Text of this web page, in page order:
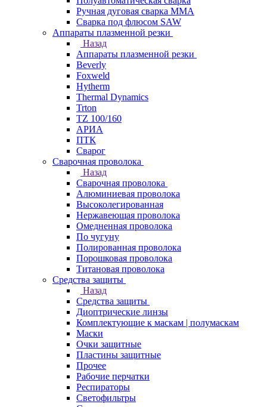
Ручная дуговая сварка MMA
Сварка под флюсом SAW
Аппараты плазменной резки
Назад
Аппараты плазменной резки
Beverly
Foxweld
Hytherm
Thermal Dynamics
Trton
TZ 100/160
АРИА
ПТК
Сварог
Сварочная проволока
Назад
Сварочная проволока
Алюминиевая проволока
Высоколегированная
Нержавеющая проволока
Омедненная проволока
По чугуну
Полированная проволока
Порошковая проволока
Титановая проволока
Средства защиты
Назад
Средства защиты
Диоптрические линзы
Комплектующие к маскам | полумаскам
Маски
Очки защитные
Пластины защитные
Прочее
Рабочие перчатки
Респираторы
Светофильтры